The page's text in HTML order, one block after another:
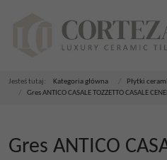
Jesteś tutaj: Kategoria główna
Płytki
Gres ANTICO CASALE TOZZETTO CASALE
Gres ANTICO